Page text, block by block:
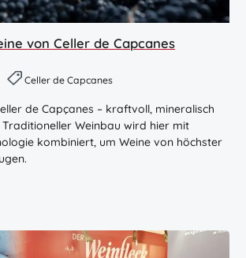
von Celler de Capcanes
Celler de Capcanes
de Capçanes – kraftvoll, mineralisch
Weinbau wird hier mit
kombiniert, um Weine von höchster